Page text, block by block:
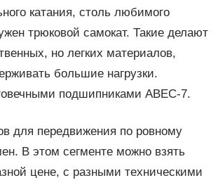
катания, столь любимого
трюковой самокат. Такие делают
но легких материалов,
большие нагрузки.
подшипниками ABEC-7.
для передвижения по ровному
В этом сегменте можно взять
цене, с разными техническими